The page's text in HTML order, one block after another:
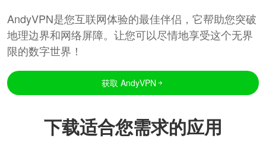
AndyVPN是您互联网体验的最佳伴侣，它帮助您突破
地理边界和网络屏障。让您可以尽情地享受这个无界
限的数字世界！
获取 AndyVPN
下载适合您需求的应用